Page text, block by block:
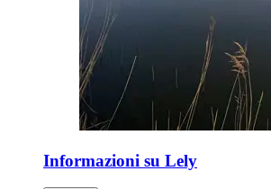
Informazioni su Lely